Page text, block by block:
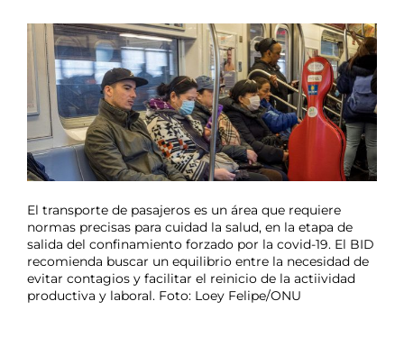
El transporte de pasajeros es un área que requiere
normas precisas para cuidad la salud, en la etapa de
salida del confinamiento forzado por la covid-19. El BID
recomienda buscar un equilibrio entre la necesidad de
evitar contagios y facilitar el reinicio de la actiividad
productiva y laboral. Foto: Loey Felipe/ONU